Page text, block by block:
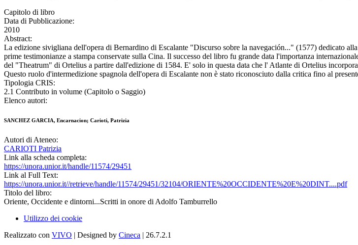
Capitolo di libro
Data di Pubblicazione:
2010
Abstract:
La edizione sivigliana dell'opera di Bernardino di Escalante "Discurso sobre la navegación..." (1577) dedicato
prime testimonianze a stampa conservate sulla Cina. Il successo del libro fu grande data l'importanza
del "Theatrum" di Ortelius a partire dall'edizione di 1584. E' solo in questa data che l' Atlante di Ortelius
Questo ruolo d'intermedizione spagnola dell'opera di Escalante non è stato riconosciuto dalla critica fino al
Tipologia CRIS:
2.1 Contributo in volume (Capitolo o Saggio)
Elenco autori:
SANCHEZ GARCIA, Encarnacion; Carioti, Patrizia
Autori di Ateneo:
CARIOTI Patrizia
Link alla scheda completa:
https://unora.unior.it/handle/11574/29451
Link al Full Text:
https://unora.unior.it//retrieve/handle/11574/29451/32104/ORIENTE%20OCCIDENTE%20E%20DINT....pdf
Titolo del libro:
Oriente, Occidente e dintorni...Scritti in onore di Adolfo Tamburrello
Utilizzo dei cookie
Realizzato con VIVO | Designed by Cineca | 26.7.2.1